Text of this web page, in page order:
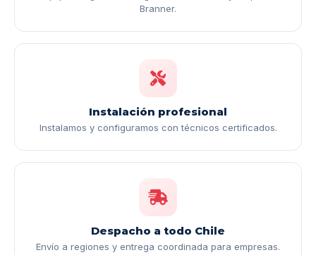
Branner.
Instalación profesional
Instalamos y configuramos con técnicos certificados.
Despacho a todo Chile
Envío a regiones y entrega coordinada para empresas.